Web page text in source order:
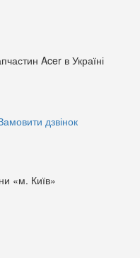
Acer в Україні
дзвінок
«м. Київ»